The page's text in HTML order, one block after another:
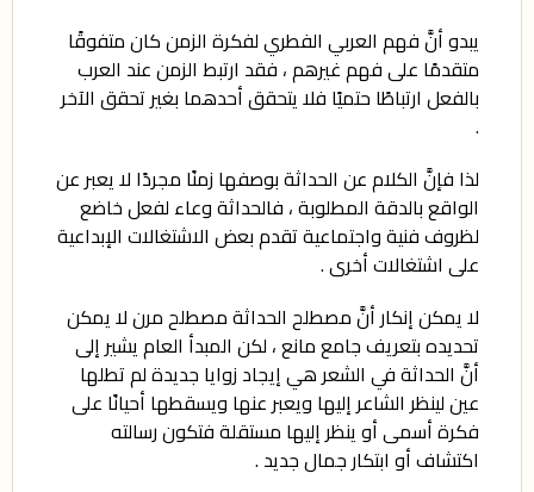
يبدو أنَّ فهم العربي الفطري لفكرة الزمن كان متفوقًا
متقدمًا على فهم غيرهم ، فقد ارتبط الزمن عند العرب
بالفعل ارتباطًا حتميًا فلا يتحقق أحدهما بغير تحقق الآخر
.
لذا فإنَّ الكلام عن الحداثة بوصفها زمنًا مجردًا لا يعبر عن
الواقع بالدقة المطلوبة ، فالحداثة وعاء لفعل خاضع
لظروف فنية واجتماعية تقدم بعض الاشتغالات الإبداعية
على اشتغالات أخرى .
لا يمكن إنكار أنَّ مصطلح الحداثة مصطلح مرن لا يمكن
تحديده بتعريف جامع مانع ، لكن المبدأ العام يشير إلى
أنَّ الحداثة في الشعر هي إيجاد زوايا جديدة لم تطلها
عين لينظر الشاعر إليها ويعبر عنها ويسقطها أحيانًا على
فكرة أسمى أو ينظر إليها مستقلة فتكون رسالته
اكتشاف أو ابتكار جمال جديد .